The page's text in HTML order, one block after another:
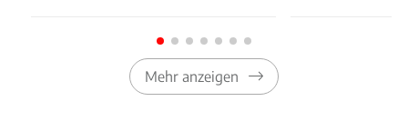
Mehr anzeigen